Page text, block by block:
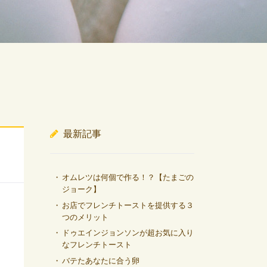
最新記事
オムレツは何個で作る！？【たまごの
ジョーク】
お店でフレンチトーストを提供する３
つのメリット
ドゥエインジョンソンが超お気に入り
なフレンチトースト
バテたあなたに合う卵